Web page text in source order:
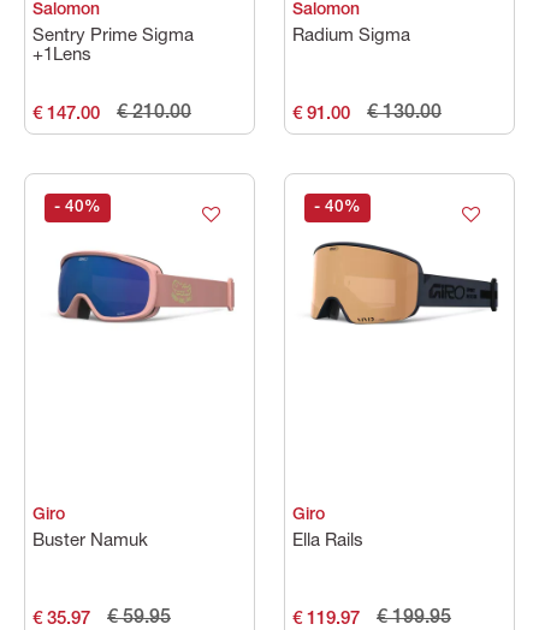
Salomon
Sentry Prime Sigma
+1Lens
€ 147.00 € 210.00
Salomon
Radium Sigma
€ 91.00 € 130.00
Giro
Buster Namuk
€ 35.97 € 59.95
- 40%
Giro
Ella Rails
€ 119.97 € 199.95
- 40%